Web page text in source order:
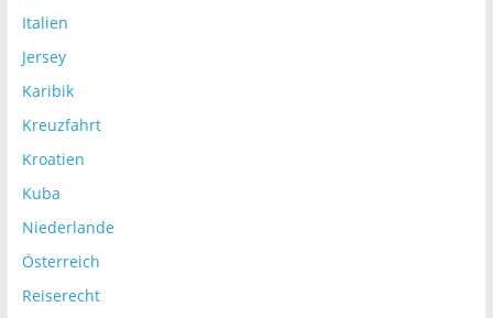
Italien
Jersey
Karibik
Kreuzfahrt
Kroatien
Kuba
Niederlande
Österreich
Reiserecht